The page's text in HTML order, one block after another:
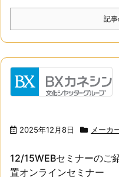
記
2025年12月8日 メーカ
12/15WEBセミナーのご
置オンラインセミナー